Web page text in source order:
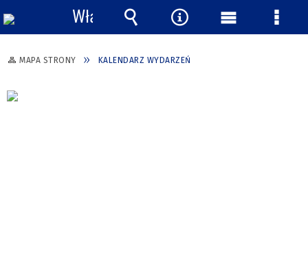
MAPA STRONY KALENDARZ WYDARZEŃ
Włącz
powiadomienia
Wyszukiwarka
Narzędzia
Menu Menu